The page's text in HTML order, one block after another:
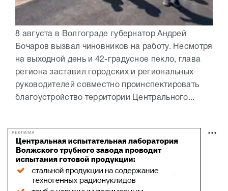
8 августа в Волгограде губернатор Андрей
Бочаров вызвал чиновников на работу. Несмотря
на выходной день и 42-градусное пекло, глава
региона заставил городских и региональных
руководителей совместно проинспектировать
благоустройство территории Центрального...
РЕКЛАМА